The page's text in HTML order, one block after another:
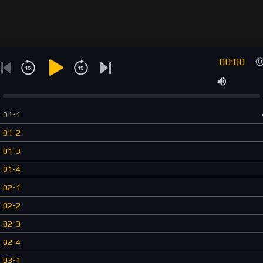
00:00
01-1
01-2
01-3
01-4
02-1
02-2
02-3
02-4
03-1